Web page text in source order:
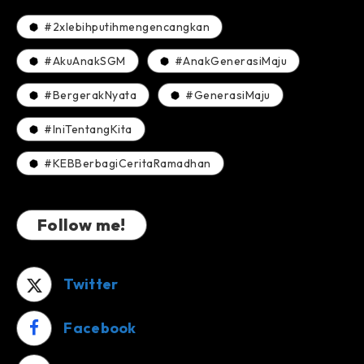
1000
Helai
#2xlebihputihmengencangkan
#AkuAnakSGM #AnakGenerasiMaju
#BergerakNyata #GenerasiMaju
#IniTentangKita
#KEBBerbagiCeritaRamadhan
Follow me!
Twitter
Facebook